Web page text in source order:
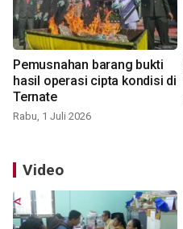
Pemusnahan barang bukti
hasil operasi cipta kondisi di
Ternate
Rabu, 1 Juli 2026
Video